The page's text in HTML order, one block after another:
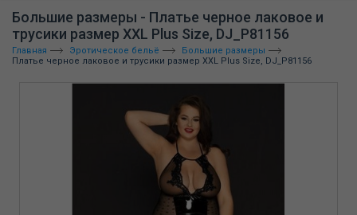
Большие размеры - Платье черное лаковое и
трусики размер XXL Plus Size, DJ_P81156
Главная Эротическое бельё
Большие размеры
Платье черное лаковое и трусики размер XXL Plus Size, DJ_P81156